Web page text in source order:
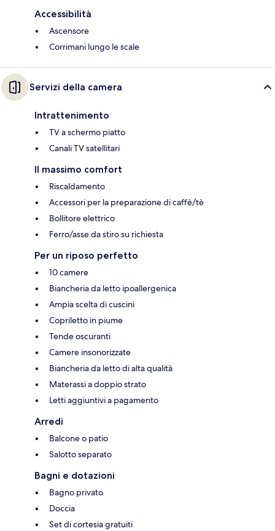
Accessibilità
Ascensore
Corrimani lungo le scale
Servizi della camera
Intrattenimento
TV a schermo piatto
Canali TV satellitari
Il massimo comfort
Riscaldamento
Accessori per la preparazione di caffè/tè
Bollitore elettrico
Ferro/asse da stiro su richiesta
Per un riposo perfetto
10 camere
Biancheria da letto ipoallergenica
Ampia scelta di cuscini
Copriletto in piume
Tende oscuranti
Camere insonorizzate
Biancheria da letto di alta qualità
Materassi a doppio strato
Letti aggiuntivi a pagamento
Arredi
Balcone o patio
Salotto separato
Bagni e dotazioni
Bagno privato
Doccia
Set di cortesia gratuiti